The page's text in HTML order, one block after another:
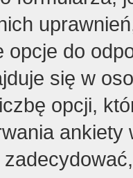
opcje do
się w
opcji,